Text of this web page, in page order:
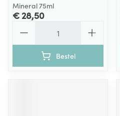
Mineral 75ml
€ 28,50
Bestel